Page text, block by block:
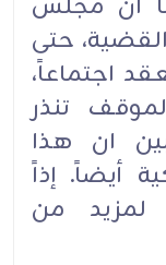
حتى
اجتماعاً،
تنذر
ان هذا
أيضاً. إذاً
لمزيد من